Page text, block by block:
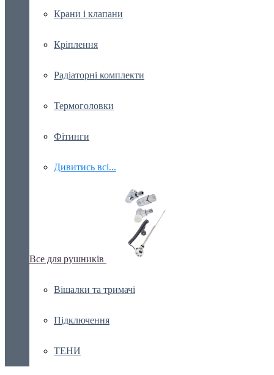
Крани і клапани
Кріплення
Радіаторні комплекти
Термоголовки
Фітинги
Дивитись всі...
Все для рушників
Вішалки та тримачі
Підключення
ТЕНИ